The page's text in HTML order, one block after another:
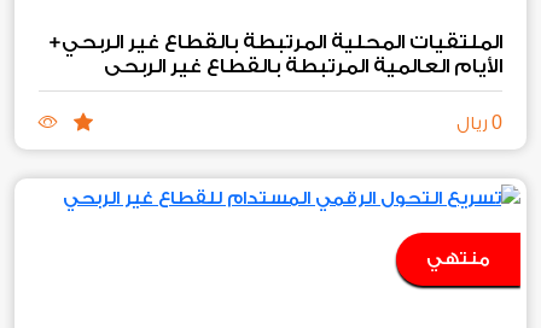
الملتقيات المحلية المرتبطة بالقطاع غير الربحي+
الأيام العالمية المرتبطة بالقطاع غير الربحي
0 ريال
منتهي